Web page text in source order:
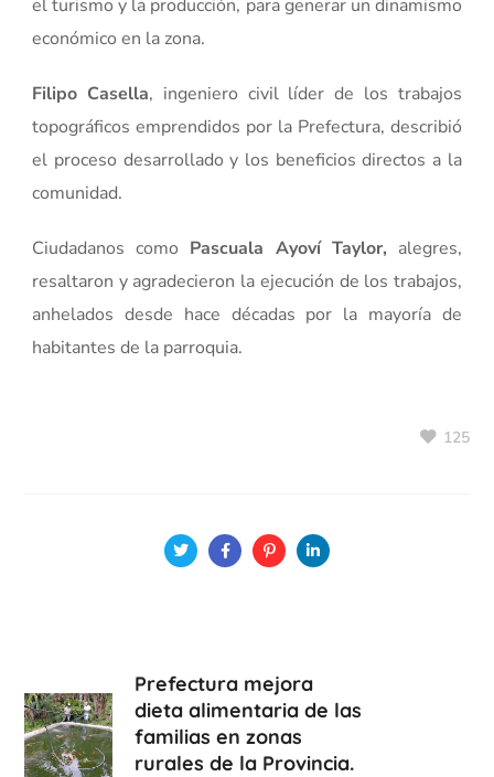
el turismo y la producción, para generar un dinamismo
económico en la zona.
Filipo Casella, ingeniero civil líder de los trabajos
topográficos emprendidos por la Prefectura, describió
el proceso desarrollado y los beneficios directos a la
comunidad.
Ciudadanos como Pascuala Ayoví Taylor, alegres,
resaltaron y agradecieron la ejecución de los trabajos,
anhelados desde hace décadas por la mayoría de
habitantes de la parroquia.
125
Prefectura mejora
dieta alimentaria de las
familias en zonas
rurales de la Provincia.